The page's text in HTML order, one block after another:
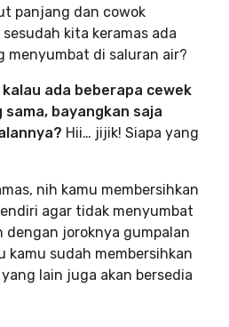
panjang dan cowok
kita keramas ada
menyumbat di saluran air?
kalau ada beberapa cewek
bayangkan saja
Hii… jijik! Siapa yang
nih kamu membersihkan
agar tidak menyumbat
dengan joroknya gumpalan
kamu sudah membersihkan
lain juga akan bersedia